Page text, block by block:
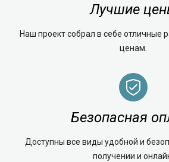
Лучшие
Наш проект собрал в себе отличные
ценам.
Безопасная
Доступны все виды удобной и
получении и